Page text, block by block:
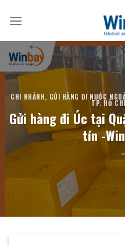
CHI NHÁNH, GỬI HÀNG ĐI NƯỚC
TP. HỒ
Gửi hàng đi Úc tại
tín -